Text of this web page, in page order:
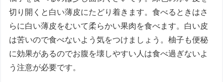
切り開くと白い薄皮にたどり着きます。食べるときはさ
らに白い薄皮をむいて柔らかい果肉を食べます。白い皮
は苦いので食べないよう気をつけましょう。柚子も便秘
に効果があるのでお腹を壊しやすい人は食べ過ぎないよ
う注意が必要です。